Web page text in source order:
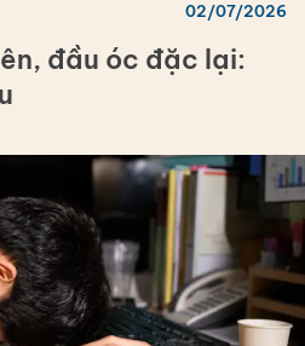
02/07/2026
đầu óc đặc lại: